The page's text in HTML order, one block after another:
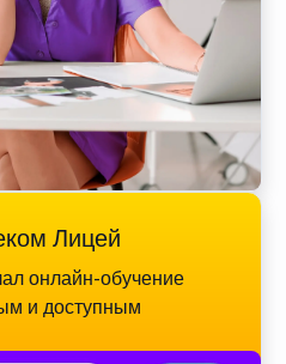
Лицей
онлайн-обучение
и доступным